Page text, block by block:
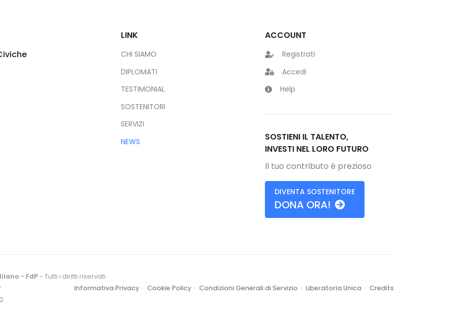
LINK
CHI SIAMO
DIPLOMATI
TESTIMONIAL
SOSTENITORI
SERVIZI
NEWS
ACCOUNT
Registrati
Accedi
Help
SOSTIENI IL TALENTO,
INVESTI NEL LORO FUTURO
Il tuo contributo è prezioso
DIVENTA SOSTENITORE
DONA ORA!
- FdP- Tutti i diritti riservati
Informativa Privacy · Cookie Policy · Condizioni Generali di Servizio · Liberatoria Unica · Credits